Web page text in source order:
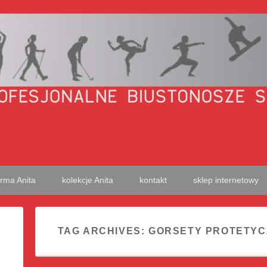
sportowe
Anita kolekcje Anita kontakt sklep internetowy
TAG ARCHIVES: GORSETY